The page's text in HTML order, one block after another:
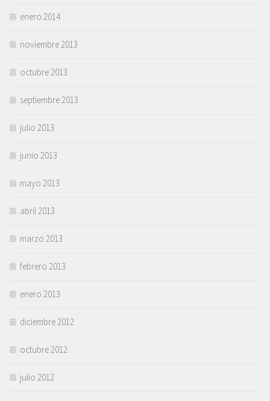
enero 2014
noviembre 2013
octubre 2013
septiembre 2013
julio 2013
junio 2013
mayo 2013
abril 2013
marzo 2013
febrero 2013
enero 2013
diciembre 2012
octubre 2012
julio 2012